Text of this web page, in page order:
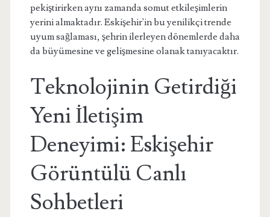
pekiştirirken aynı zamanda somut etkileşimlerin
yerini almaktadır. Eskişehir'in bu yenilikçi trende
uyum sağlaması, şehrin ilerleyen dönemlerde daha
da büyümesine ve gelişmesine olanak tanıyacaktır.
Teknolojinin Getirdiği
Yeni İletişim
Deneyimi: Eskişehir
Görüntülü Canlı
Sohbetleri